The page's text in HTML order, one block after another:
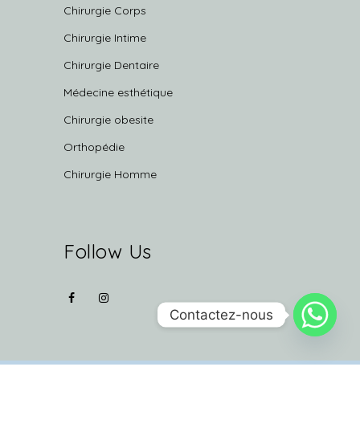
Chirurgie Corps
Chirurgie Intime
Chirurgie Dentaire
Médecine esthétique
Chirurgie obesite
Orthopédie
Chirurgie Homme
Follow Us
Contactez-nous